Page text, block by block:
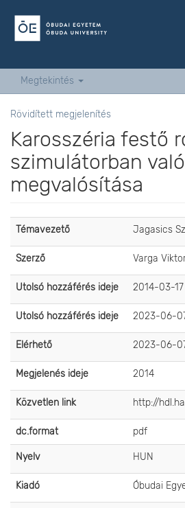
Megtekintés
Rövidített megjelenítés
Karosszéria festő
szimulátorban való
megvalósítása
Témavezető Jagasics
Szerző Varga
Utolsó hozzáférés ideje 2014-03-17
Utolsó hozzáférés ideje 2023-06-
Elérhető 2023-06-
Megjelenés ideje 2014
Közvetlen link http://
dc.format pdf
Nyelv HUN
Kiadó Óbudai